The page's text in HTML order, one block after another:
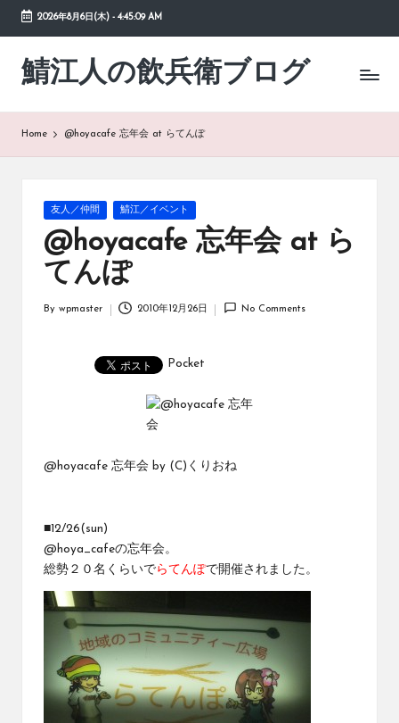
Skip
content
2026年8月6日(木)- 4:45:09 AM
鯖江人の飲兵衛ブログ
日々
の
Home @hoyacafe 忘年会 at らてんぽ
Posted
友人／仲間 鯖江／イベント
@hoyacafe 忘年会 at ら
てんぽ
By wpmaster 2010年12月26日 No Comments
Pocket
@hoyacafe 忘年会 by (C)くりおね
■12/26(sun)
@hoya_cafeの忘年会。
総勢２０名くらいでらてんぽで開催されました。